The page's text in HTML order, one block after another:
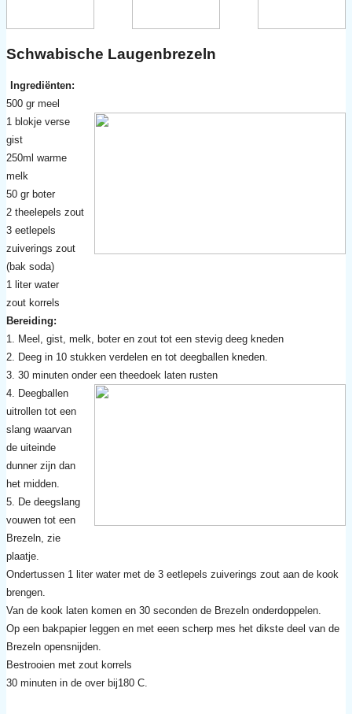
Schwabische Laugenbrezeln
Ingrediënten:
500 gr meel
1 blokje verse
gist
250ml warme
melk
50 gr boter
2 theelepels zout
3 eetlepels
zuiverings zout
(bak soda)
1 liter water
zout korrels
Bereiding:
1. Meel, gist, melk, boter en zout tot een stevig deeg kneden
2. Deeg in 10 stukken verdelen en tot deegballen kneden.
3. 30 minuten onder een theedoek laten rusten
4. Deegballen
uitrollen tot een
slang waarvan
de uiteinde
dunner zijn dan
het midden.
5. De deegslang
vouwen tot een
Brezeln, zie
plaatje.
Ondertussen 1 liter water met de 3 eetlepels zuiverings zout aan de kook
brengen.
Van de kook laten komen en 30 seconden de Brezeln onderdoppelen.
Op een bakpapier leggen en met eeen scherp mes het dikste deel van de
Brezeln opensnijden.
Bestrooien met zout korrels
30 minuten in de over bij180 C.